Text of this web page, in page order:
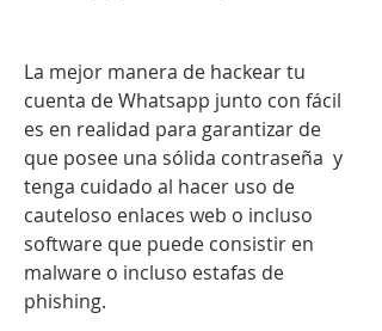
La mejor manera de hackear tu
cuenta de Whatsapp junto con fácil
es en realidad para garantizar de
que posee una sólida contraseña  y
tenga cuidado al hacer uso de
cauteloso enlaces web o incluso
software que puede consistir en
malware o incluso estafas de
phishing.